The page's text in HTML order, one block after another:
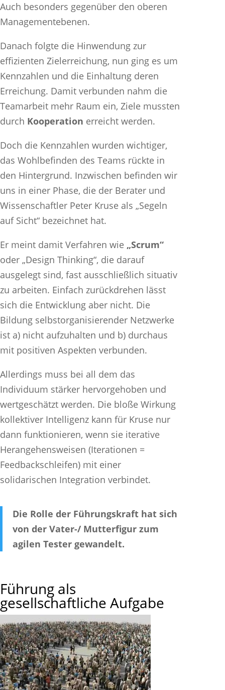
Auch besonders gegenüber den oberen
Managementebenen.
Danach folgte die Hinwendung zur
effizienten Zielerreichung, nun ging es um
Kennzahlen und die Einhaltung deren
Erreichung. Damit verbunden nahm die
Teamarbeit mehr Raum ein, Ziele mussten
durch Kooperation erreicht werden.
Doch die Kennzahlen wurden wichtiger,
das Wohlbefinden des Teams rückte in
den Hintergrund. Inzwischen befinden wir
uns in einer Phase, die der Berater und
Wissenschaftler Peter Kruse als „Segeln
auf Sicht“ bezeichnet hat.
Er meint damit Verfahren wie „Scrum“
oder „Design Thinking“, die darauf
ausgelegt sind, fast ausschließlich situativ
zu arbeiten. Einfach zurückdrehen lässt
sich die Entwicklung aber nicht. Die
Bildung selbstorganisierender Netzwerke
ist a) nicht aufzuhalten und b) durchaus
mit positiven Aspekten verbunden.
Allerdings muss bei all dem das
Individuum stärker hervorgehoben und
wertgeschätzt werden. Die bloße Wirkung
kollektiver Intelligenz kann für Kruse nur
dann funktionieren, wenn sie iterative
Herangehensweisen (Iterationen =
Feedbackschleifen) mit einer
solidarischen Integration verbindet.
Die Rolle der Führungskraft hat sich
von der Vater-/ Mutterfigur zum
agilen Tester gewandelt.
Führung als
gesellschaftliche Aufgabe